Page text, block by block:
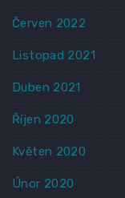
Červen 2022
Listopad 2021
Duben 2021
Říjen 2020
Květen 2020
Únor 2020